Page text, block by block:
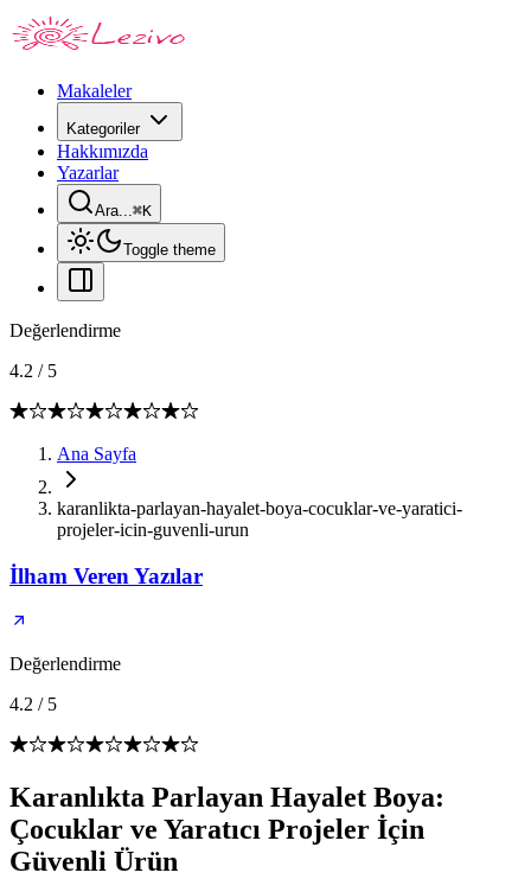
Makaleler
Kategoriler
Hakkımızda
Yazarlar
Ara...⌘K
Toggle theme
Değerlendirme
4.2 / 5
Ana Sayfa
karanlikta-parlayan-hayalet-boya-cocuklar-ve-yaratici-
projeler-icin-guvenli-urun
İlham Veren Yazılar
Değerlendirme
4.2 / 5
Karanlıkta Parlayan Hayalet Boya:
Çocuklar ve Yaratıcı Projeler İçin
Güvenli Ürün